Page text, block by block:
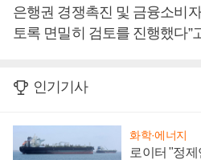
은행권 경쟁촉진 및 금융소비
토록 면밀히 검토를 진행했다”
인기기사
화학·에너지
로이터 "정제